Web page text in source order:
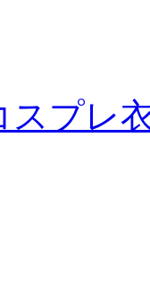
スプレ